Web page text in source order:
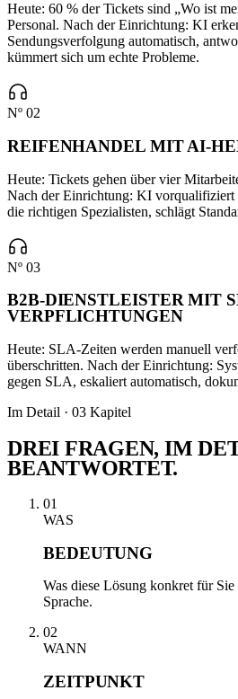
Heute: 60 % der Tickets sind „Wo ist
Personal. Nach der Einrichtung: KI
Sendungsverfolgung automatisch,
kümmert sich um echte Probleme.
Nº 02
REIFENHANDEL MIT AI-
Heute: Tickets gehen über vier
Nach der Einrichtung: KI vorqualifiziert
die richtigen Spezialisten, schlägt
Nº 03
B2B-DIENSTLEISTER MIT
VERPFLICHTUNGEN
Heute: SLA-Zeiten werden manuell
überschritten. Nach der Einrichtung:
gegen SLA, eskaliert automatisch,
Im Detail · 03 Kapitel
DREI FRAGEN, IM
BEANTWORTET.
01
WAS
BEDEUTUNG
Was diese Lösung konkret für
Sprache.
02
WANN
ZEITPUNKT